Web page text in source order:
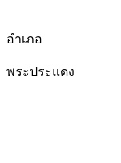
อำเภอ
พระประแดง